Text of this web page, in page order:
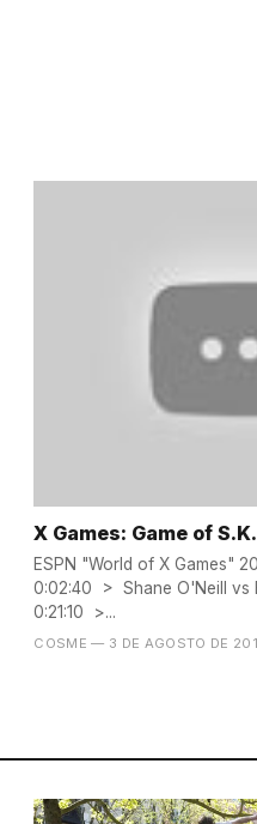
X Games: Game of
ESPN "World of X Games"
0:02:40 > Shane O'Neill vs
0:21:10 >...
COSME — 3 DE AGOSTO DE